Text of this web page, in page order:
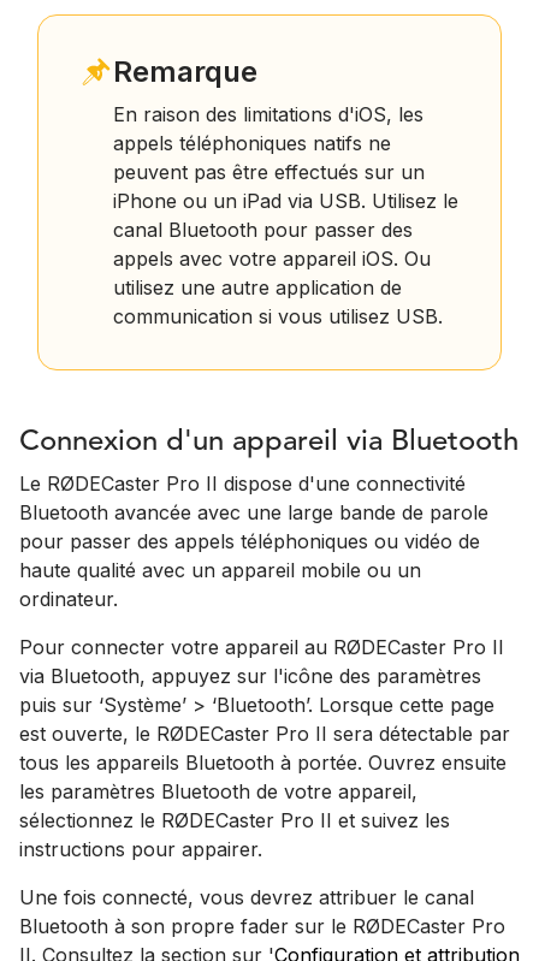
Remarque
En raison des limitations d'iOS, les
appels téléphoniques natifs ne
peuvent pas être effectués sur un
iPhone ou un iPad via USB. Utilisez le
canal Bluetooth pour passer des
appels avec votre appareil iOS. Ou
utilisez une autre application de
communication si vous utilisez USB.
Connexion d'un appareil via Bluetooth
Le RØDECaster Pro II dispose d'une connectivité
Bluetooth avancée avec une large bande de parole
pour passer des appels téléphoniques ou vidéo de
haute qualité avec un appareil mobile ou un
ordinateur.
Pour connecter votre appareil au RØDECaster Pro II
via Bluetooth, appuyez sur l'icône des paramètres
puis sur ‘Système’ > ‘Bluetooth’. Lorsque cette page
est ouverte, le RØDECaster Pro II sera détectable par
tous les appareils Bluetooth à portée. Ouvrez ensuite
les paramètres Bluetooth de votre appareil,
sélectionnez le RØDECaster Pro II et suivez les
instructions pour appairer.
Une fois connecté, vous devrez attribuer le canal
Bluetooth à son propre fader sur le RØDECaster Pro
II. Consultez la section sur 'Configuration et attribution